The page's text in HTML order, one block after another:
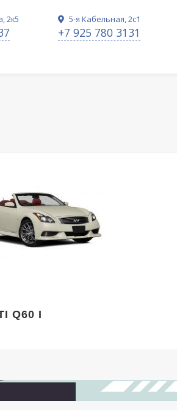
2к5 5-я Кабельная, 2с1
+7 925 780 3131
Q60 I